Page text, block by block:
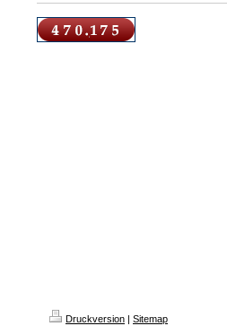
Druckversion | Sitemap